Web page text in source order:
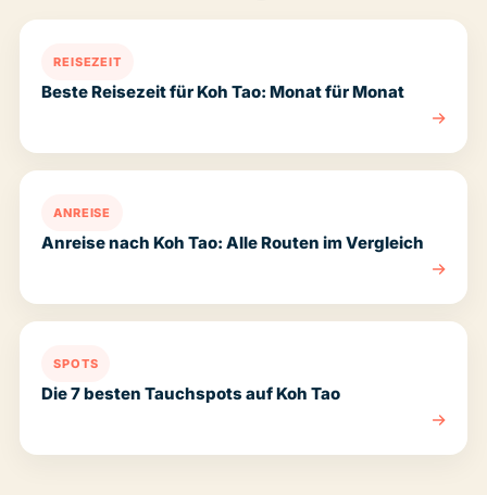
REISEZEIT
Beste Reisezeit für Koh Tao: Monat für Monat
ANREISE
Anreise nach Koh Tao: Alle Routen im Vergleich
SPOTS
Die 7 besten Tauchspots auf Koh Tao